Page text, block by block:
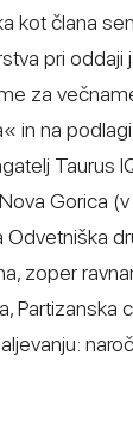
kot člana
pri oddaji
za
in na
Taurus
Gorica (v
zoper
Partizanska